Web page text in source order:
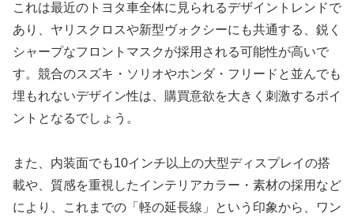
これは最近のトヨタ車全体に見られるデザイントレンドで
あり、ヤリスクロスや新型ヴォクシーにも共通する、鋭く
シャープなフロントマスクが採用される可能性が高いで
す。競合のスズキ・ソリオやホンダ・フリードと並んでも
埋もれないデザイン性は、購買意欲を大きく刺激するポイ
ントとなるでしょう。
また、内装面でも10インチ以上の大型ディスプレイの搭
載や、質感を重視したインテリアカラー・素材の採用など
により、これまでの「軽の延長線」という印象から、ワン